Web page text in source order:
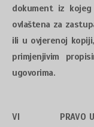
dokument iz
ovlaštena za
ili u ovjerenoj
primjenjivim
ugovorima.
VI PRAVO